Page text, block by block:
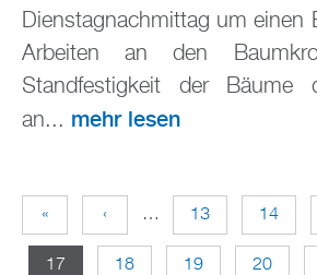
Dienstagnachmittag um einen
Arbeiten an den
Standfestigkeit der Bäume
an... mehr lesen
« ‹ … 13 14
17 18 19 20